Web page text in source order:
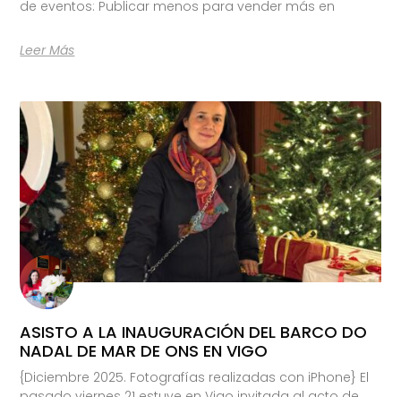
de eventos: Publicar menos para vender más en
Leer Más
ASISTO A LA INAUGURACIÓN DEL BARCO DO
NADAL DE MAR DE ONS EN VIGO
{Diciembre 2025. Fotografías realizadas con iPhone} El